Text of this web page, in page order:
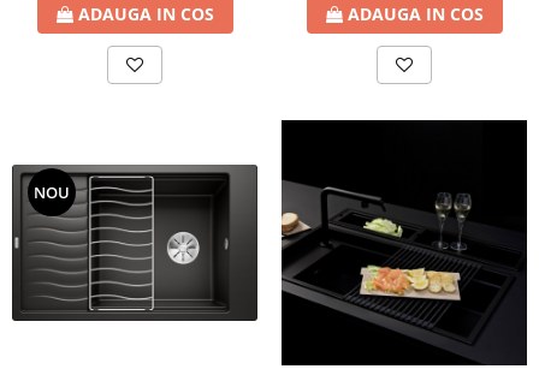
ADAUGA IN COS ADAUGA IN COS
NOU